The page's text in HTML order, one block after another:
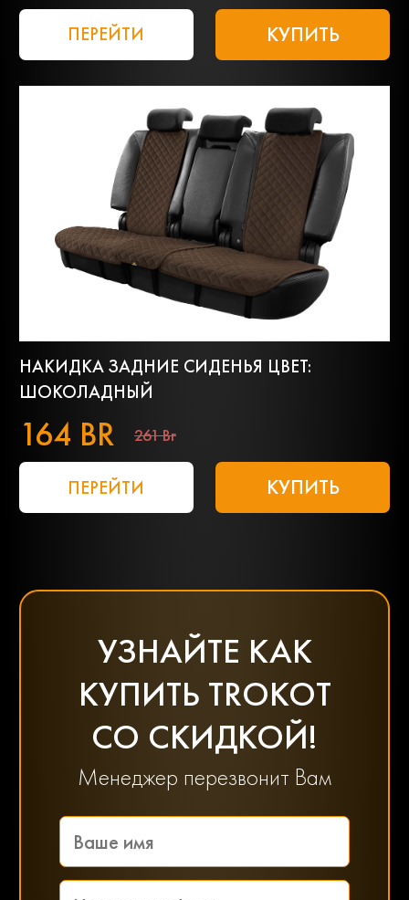
ПЕРЕЙТИ КУПИТЬ
НАКИДКА ЗАДНИЕ СИДЕНЬЯ ЦВЕТ:
ШОКОЛАДНЫЙ
164 BR 261 Br
ПЕРЕЙТИ КУПИТЬ
УЗНАЙТЕ КАК
КУПИТЬ TROKOT
СО СКИДКОЙ!
Менеджер перезвонит Вам